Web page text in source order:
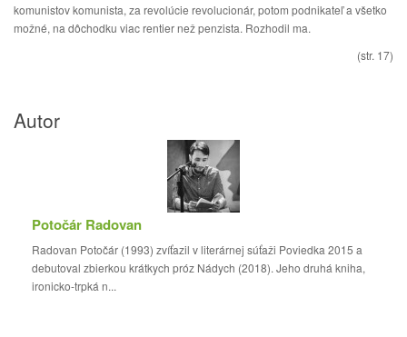
komunistov komunista, za revolúcie revolucionár, potom podnikateľ a všetko
možné, na dôchodku viac rentier než penzista. Rozhodil ma.
(str. 17)
Autor
Potočár Radovan
Radovan Potočár (1993) zvíťazil v literárnej súťaži Poviedka 2015 a
debutoval zbierkou krátkych próz Nádych (2018). Jeho druhá kniha,
ironicko-trpká n...